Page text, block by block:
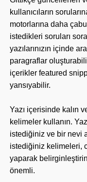
kullanıcıların
motorlarına daha
istedikleri soruları
yazılarınızın içinde
paragraflar
içerikler featured
yansıyabilir.
Yazı içerisinde kalın
kelimeler kullanın.
istediğiniz ve bir nevi
istediğiniz kelimeleri,
yaparak
önemli.